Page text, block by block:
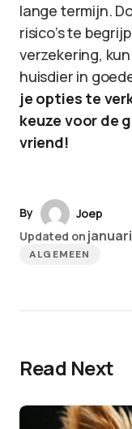
lange termijn.
risico’s te
verzekering,
huisdier in
je opties te
keuze voor de
vriend!
By
Joep
Updated on
ALGEMEEN
Read Next